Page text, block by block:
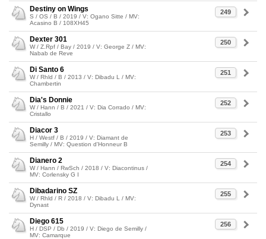
249
Destiny on Wings
S / OS / B / 2019 / V: Ogano Sitte / MV:
Acasino B / 108XH45
250
Dexter 301
W / Z.Rpf / Bay / 2019 / V: George Z / MV:
Nabab de Reve
251
Di Santo 6
W / Rhld / B / 2013 / V: Dibadu L / MV:
Chambertin
252
Dia's Donnie
W / Hann / B / 2021 / V: Dia Corrado / MV:
Cristallo
253
Diacor 3
H / Westf / B / 2019 / V: Diamant de
Semilly / MV: Question d'Honneur B
254
Dianero 2
W / Hann / RwSch / 2018 / V: Diacontinus /
MV: Corlensky G I
255
Dibadarino SZ
W / Rhld / R / 2018 / V: Dibadu L / MV:
Dynast
256
Diego 615
H / DSP / Db / 2019 / V: Diego de Semilly /
MV: Camarque